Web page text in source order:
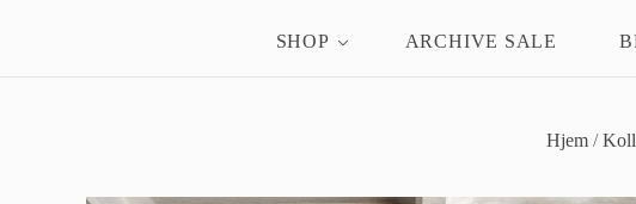
SHOP ARCHIVE SALE
Hjem /